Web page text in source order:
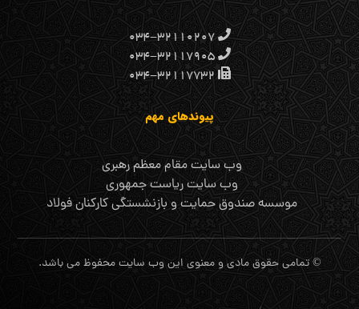
۰۳۴-۳۲۱۱۰۲۰۷
۰۳۴-۳۲۱۱۷۹۰۵
۰۳۴-۳۲۱۱۷۷۳۲
پیوندهای مهم
وب سایت مقام معظم رهبری
وب سایت ریاست جمهوری
موسسه صندوق حمایت و بازنشستگی کارکنان فولاد
© تمامی حقوق مادی و معنوی این وب سایت محفوظ می باشد.